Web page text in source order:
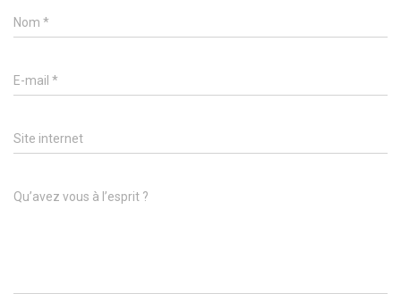
Nom *
E-mail *
Site internet
Qu’avez vous à l’esprit ?